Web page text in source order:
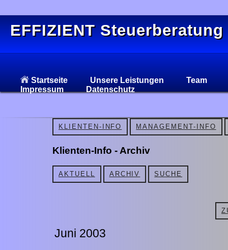
EFFIZIENT Steuerberatung
Startseite Unsere Leistungen
Team
Impressum
Datenschutz
KLIENTEN-INFO MANAGEMENT-INFO
Klienten-Info - Archiv
AKTUELL ARCHIV SUCHE
Juni 2003